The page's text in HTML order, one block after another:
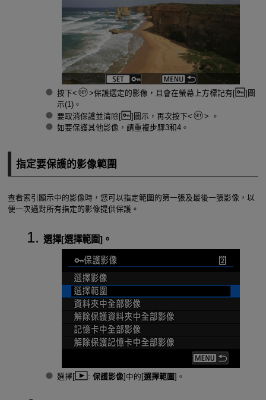
按下 保護選定的影像，且會在螢幕上方標記有[
]圖
示(1)。
要取消保護並清除[
]圖示，再次按下
。
如要保護其他影像，請重複步驟3和4。
指定要保護的影像範圍
查看索引顯示中的影像時，您可以指定範圍的第一張及最後一張影像，以
便一次過對所有指定的影像提供保護。
選擇[選擇範圍]。
選擇[ : 保護影像]中的[選擇範圍]。